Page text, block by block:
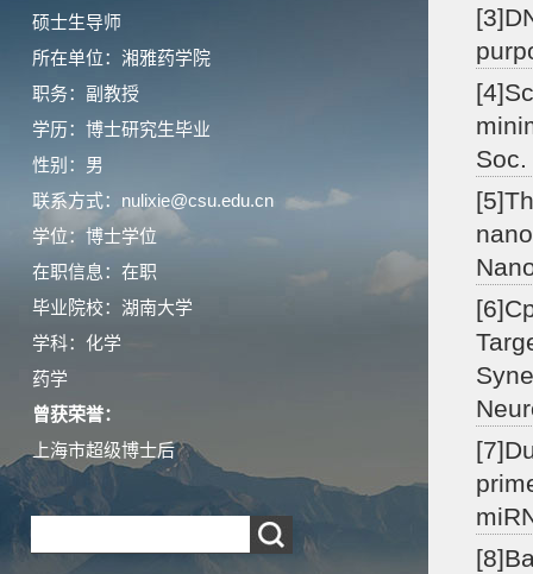
硕士生导师
所在单位：湘雅药学院
职务：副教授
学历：博士研究生毕业
性别：男
联系方式：nulixie@csu.edu.cn
学位：博士学位
在职信息：在职
毕业院校：湖南大学
学科：化学
药学
曾获荣誉：
上海市超级博士后
Soc.